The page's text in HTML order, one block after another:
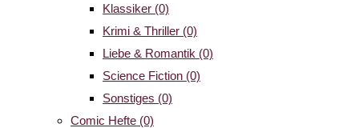
Klassiker (0)
Krimi & Thriller (0)
Liebe & Romantik (0)
Science Fiction (0)
Sonstiges (0)
Comic Hefte (0)